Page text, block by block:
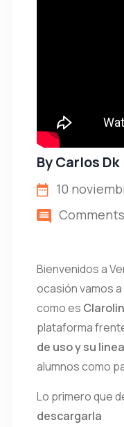
ByCarlos Dk
10
Bienvenidos a
ocasión vamos
como es
plataforma
de uso y su
alumnos como
Lo primero que
descargarla